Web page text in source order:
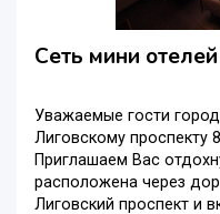
Сеть мини
Уважаемые гости
Лиговскому проспекту
Приглашаем Вас
расположена через
Лиговский проспект и